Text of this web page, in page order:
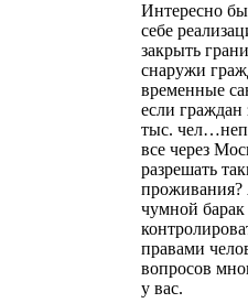
Интересно бы
себе
закрыть
снаружи
временные
если
тыс.
все через
разрешать
проживания?
чумной барак
правами
вопросов
у вас.